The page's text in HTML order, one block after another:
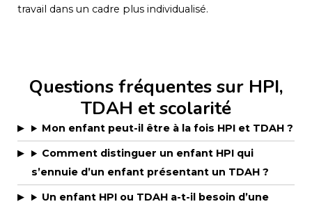
travail dans un cadre plus individualisé.
Questions fréquentes sur HPI,
TDAH et scolarité
Mon enfant peut-il être à la fois HPI et TDAH ?
Comment distinguer un enfant HPI qui
s’ennuie d’un enfant présentant un TDAH ?
Un enfant HPI ou TDAH a-t-il besoin d’une